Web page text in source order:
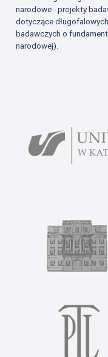
narodowe - projekty
dotyczące
badawczych o
narodowej).